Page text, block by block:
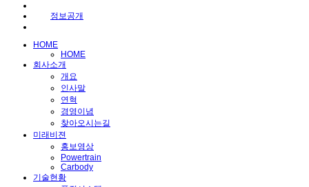
정보공개
HOME
HOME
회사소개
개요
인사말
연혁
경영이념
찾아오시는길
미래비젼
홍보영상
Powertrain
Carbody
기술현황